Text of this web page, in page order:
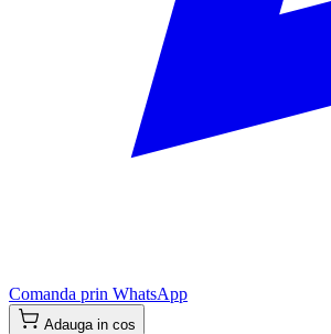
Comanda prin WhatsApp
Adauga in cos